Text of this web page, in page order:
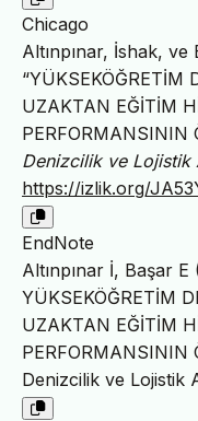
Chicago
Altınpınar, İshak,
“YÜKSEKÖĞRETİM
UZAKTAN EĞİTİM
PERFORMANSININ
Denizcilik ve Lojistik
https://izlik.org/
EndNote
Altınpınar İ, Başar
YÜKSEKÖĞRETİM
UZAKTAN EĞİTİM
PERFORMANSININ
Denizcilik ve Lojistik